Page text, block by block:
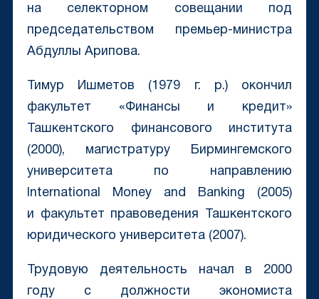
на селекторном совещании под
председательством премьер-министра
Абдуллы Арипова.
Тимур Ишметов (1979 г. р.) окончил
факультет «Финансы и кредит»
Ташкентского финансового института
(2000), магистратуру Бирмингемского
университета по направлению
International Money and Banking (2005)
и факультет правоведения Ташкентского
юридического университета (2007).
Трудовую деятельность начал в 2000
году с должности экономиста